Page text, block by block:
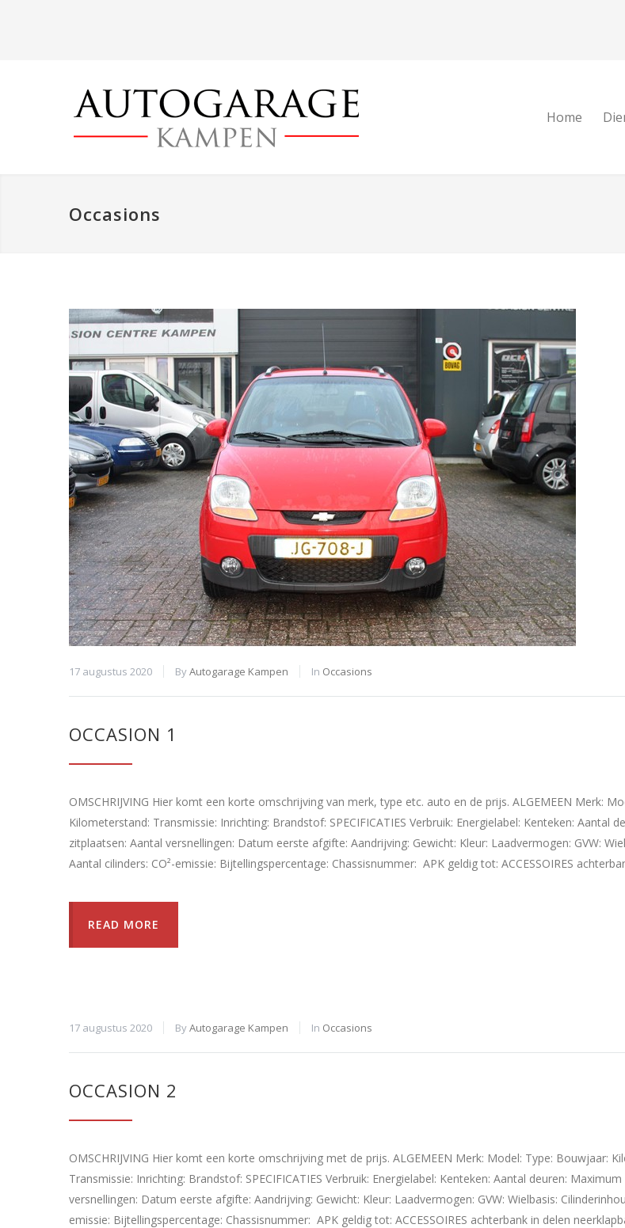
Home
Occasions
17 augustus 2020 ByAutogarage Kampen In Occasions
OCCASION 1
OMSCHRIJVING Hier komt een korte omschrijving van merk, type etc. auto en de prijs. ALGEMEEN Merk:
Kilometerstand: Transmissie: Inrichting: Brandstof: SPECIFICATIES Verbruik: Energielabel: Kenteken: Aantal
zitplaatsen: Aantal versnellingen: Datum eerste afgifte: Aandrijving: Gewicht: Kleur: Laadvermogen: GVW:
Aantal cilinders: CO²-emissie: Bijtellingspercentage: Chassisnummer: APK geldig tot: ACCESSOIRES
READ MORE
17 augustus 2020 ByAutogarage Kampen In Occasions
OCCASION 2
OMSCHRIJVING Hier komt een korte omschrijving met de prijs. ALGEMEEN Merk: Model: Type: Bouwjaar:
Transmissie: Inrichting: Brandstof: SPECIFICATIES Verbruik: Energielabel: Kenteken: Aantal deuren:
versnellingen: Datum eerste afgifte: Aandrijving: Gewicht: Kleur: Laadvermogen: GVW: Wielbasis:
emissie: Bijtellingspercentage: Chassisnummer: APK geldig tot: ACCESSOIRES achterbank in delen